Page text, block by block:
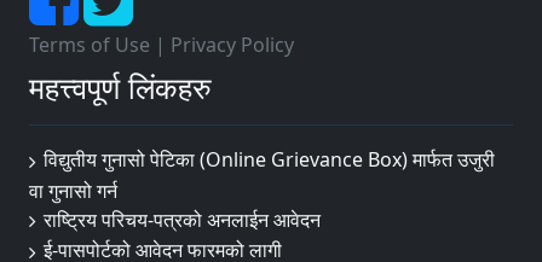
Terms of Use | Privacy Policy
महत्त्वपूर्ण लिंकहरु
विद्युतीय गुनासो पेटिका (Online Grievance Box) मार्फत उजुरी
वा गुनासो गर्न
राष्‍ट्रिय परिचय-पत्रको अनलाईन आवेदन
ई-पासपोर्टको आवेदन फारमको लागी